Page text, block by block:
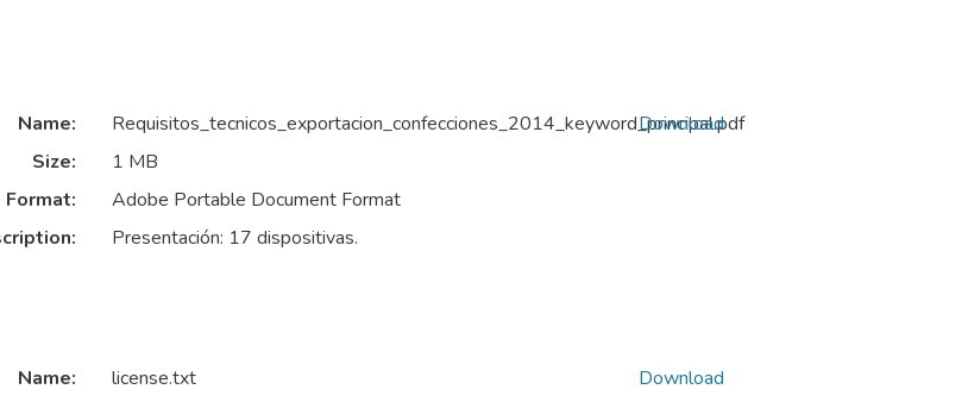
Name:
Requisitos_tecnicos_exportacion_confecciones_2014_keyword_principal.pdf
Size:
1 MB
Format:
Adobe Portable Document Format
Presentación: 17 dispositivas.
Download
Name:
license.txt
Download